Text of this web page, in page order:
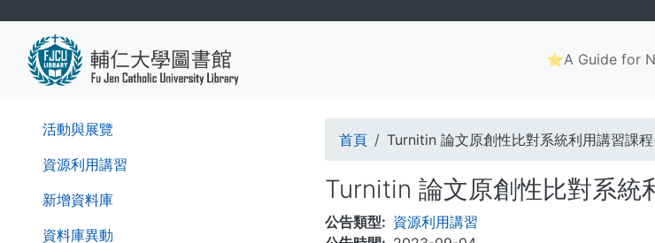
Main
navigation
⭐A Guide for
活動與展覽
資源利用講習
新增資料庫
資料庫異動
導
連
結
首頁 Turnitin 論文原創性比對系統利用講習課
Turnitin 論文原創性比對系統
公告類型
資源利用講習